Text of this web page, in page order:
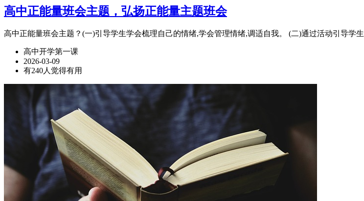
高中正能量班会主题，弘扬正能量主题班会
高中正能量班会主题？(一)引导学生学会梳理自己的情绪,学会管理情绪,调适自我。 (二)通过活动引导学
高中开学第一课
2026-03-09
有240人觉得有用